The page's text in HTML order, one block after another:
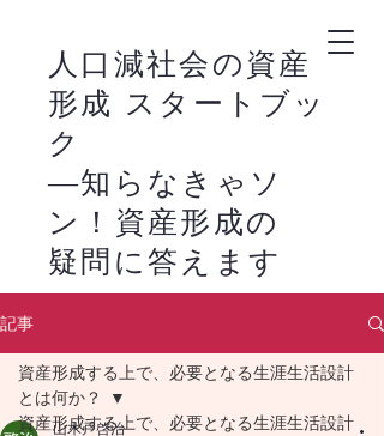
人口減社会の資産
形成 スタートブッ
ク
―知らなきゃソ
ン！資産形成の
疑問に答えます
－
株式市場の恩恵を家
計に生かすライフス
記事
資産形成する上で、必要となる生涯生活設計
資産形成する上で、必要となる生涯生活設計
とは何か？
山木戸啓治